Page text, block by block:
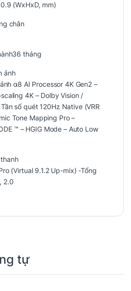
(WxHxD, mm)
chân
36 tháng
ảnh
α8 AI Processor 4K Gen2 –
4K – Dolby Vision /
Tần số quét 120Hz Native (VRR
Tone Mapping Pro –
™ – HGIG Mode – Auto Low
(Virtual 9.1.2 Up-mix) -Tổng
2.0
tự